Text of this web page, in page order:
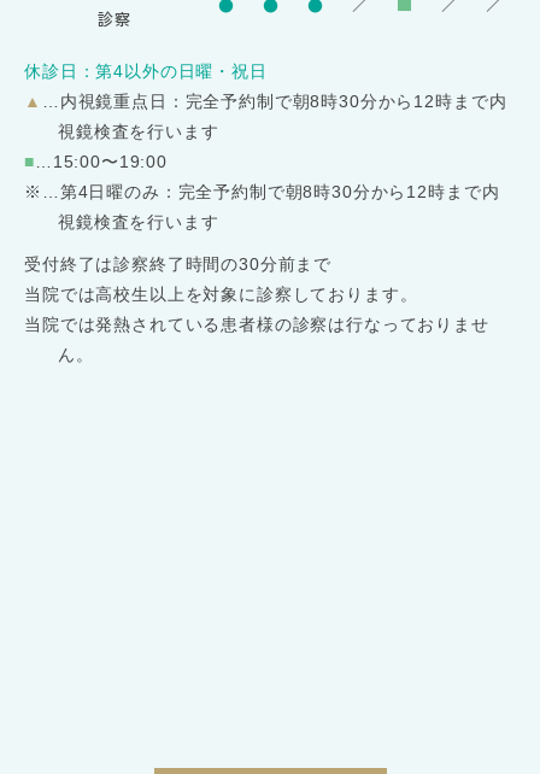
診察
● ● ● ／ ／ ／
休診日：第4以外の日曜・祝日
▲ …内視鏡重点日：完全予約制で朝8時30分から12時まで内
視鏡検査を行います
■…15:00〜19:00
※ …第4日曜のみ：完全予約制で朝8時30分から12時まで内
視鏡検査を行います
受付終了は診察終了時間の30分前まで
当院では高校生以上を対象に診察しております。
当院では発熱されている患者様の診察は行なっておりませ
ん。